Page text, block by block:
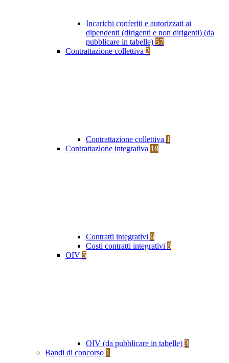
Incarichi conferiti e autorizzati ai
dipendenti (dirigenti e non dirigenti) (da
pubblicare in tabelle) 57
Contrattazione collettiva 2
Contrattazione collettiva 1
Contrattazione integrativa 18
Contratti integrativi 6
Costi contratti integrativi 8
OIV 5
OIV (da pubblicare in tabelle) 3
Bandi di concorso 1